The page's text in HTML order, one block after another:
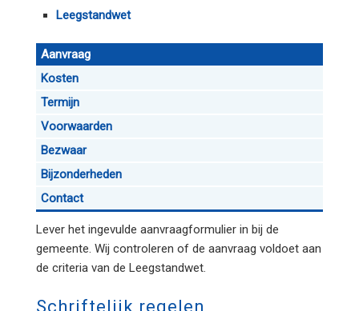
Leegstandwet
Aanvraag
Kosten
Termijn
Voorwaarden
Bezwaar
Bijzonderheden
Contact
Lever het ingevulde aanvraagformulier in bij de
gemeente. Wij controleren of de aanvraag voldoet aan
de criteria van de Leegstandwet.
Schriftelijk regelen